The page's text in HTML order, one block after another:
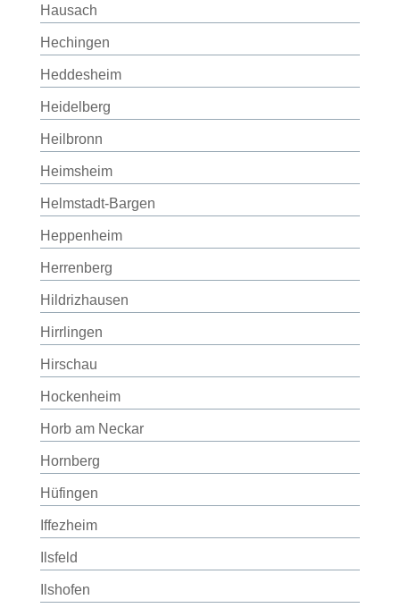
Hausach
Hechingen
Heddesheim
Heidelberg
Heilbronn
Heimsheim
Helmstadt-Bargen
Heppenheim
Herrenberg
Hildrizhausen
Hirrlingen
Hirschau
Hockenheim
Horb am Neckar
Hornberg
Hüfingen
Iffezheim
Ilsfeld
Ilshofen